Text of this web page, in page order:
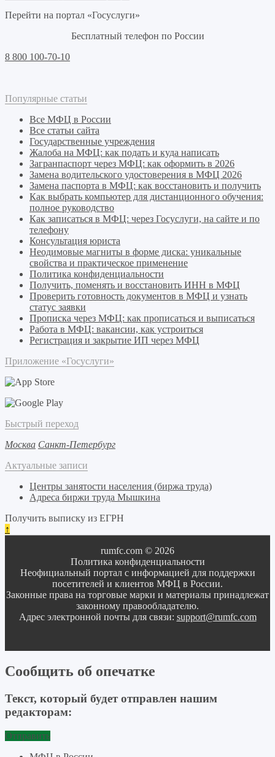
Перейти на портал «Госуслуги»
Бесплатный телефон по России
8 800 100-70-10
Популярные статьи
Все МФЦ в России
Все статьи сайта
Государственные учреждения
Жалоба на МФЦ: как подать и куда написать
Загранпаспорт через МФЦ: как оформить в 2026
Замена водительского удостоверения в МФЦ 2026
Замена паспорта в МФЦ: как восстановить и получить
Как выбрать компьютер для дистанционного обучения:
полное руководство
Как записаться в МФЦ: через Госуслуги, на сайте и по
телефону
Консультация юриста
Неодимовые магниты в форме диска: уникальные
свойства и практическое применение
Политика конфиденциальности
Получить, поменять и восстановить ИНН в МФЦ
Проверить готовность документов в МФЦ и узнать
статус заявки
Прописка через МФЦ: как прописаться и выписаться
Работа в МФЦ: вакансии, как устроиться
Регистрация и закрытие ИП через МФЦ
Приложение «Госуслуги»
Быстрый переход
Москва Санкт-Петербург
Актуальные записи
Центры занятости населения (биржа труда)
Адреса биржи труда Мышкина
Получить выписку из ЕГРН
↑
rumfc.com © 2026
Политика конфиденциальности
Неофициальный портал с информацией для поддержки
посетителей и клиентов МФЦ в России.
Законные права на торговые марки и материалы принадлежат
законному правообладателю.
Адрес электронной почты для связи: support@rumfc.com
Сообщить об опечатке
Текст, который будет отправлен нашим
редакторам:
Отправить